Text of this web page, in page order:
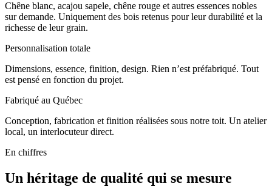
Chêne blanc, acajou sapele, chêne rouge et autres essences nobles
sur demande. Uniquement des bois retenus pour leur durabilité et la
richesse de leur grain.
Personnalisation totale
Dimensions, essence, finition, design. Rien n’est préfabriqué. Tout
est pensé en fonction du projet.
Fabriqué au Québec
Conception, fabrication et finition réalisées sous notre toit. Un atelier
local, un interlocuteur direct.
En chiffres
Un héritage de qualité qui se mesure